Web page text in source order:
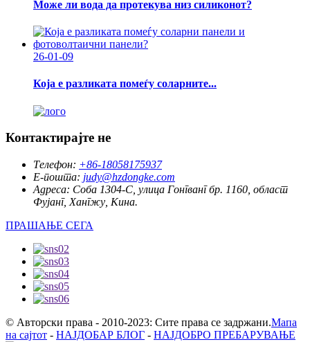
Може ли вода да протекува низ силиконот?
26-01-09
Која е разликата помеѓу соларните...
Контактирајте не
Телефон: +86-18058175937
Е-пошта: judy@hzdongke.com
Адреса: Соба 1304-C, улица Гонгванг бр. 1160, област
Фујанг, Хангжу, Кина.
ПРАШАЊЕ СЕГА
© Авторски права - 2010-2023: Сите права се задржани.Мапа
на сајтот - НАЈДОБАР БЛОГ - НАЈДОБРО ПРЕБАРУВАЊЕ